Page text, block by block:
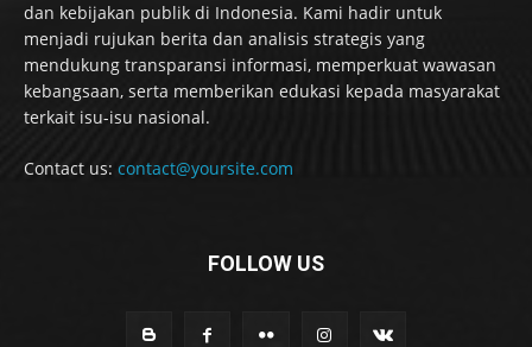
dan kebijakan publik di Indonesia. Kami hadir untuk
menjadi rujukan berita dan analisis strategis yang
mendukung transparansi informasi, memperkuat wawasan
kebangsaan, serta memberikan edukasi kepada masyarakat
terkait isu-isu nasional.
Contact us: contact@yoursite.com
FOLLOW US